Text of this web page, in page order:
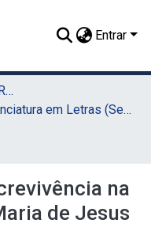
Entrar
01. Universidade Federal Rural de Pernambuco - UFRPE (Sede)
Licenciatura em Letras (Sede)
na
de Jesus